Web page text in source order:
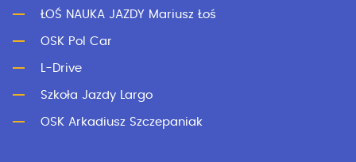
ŁOŚ NAUKA JAZDY Mariusz Łoś
OSK Pol Car
L-Drive
Szkoła Jazdy Largo
OSK Arkadiusz Szczepaniak